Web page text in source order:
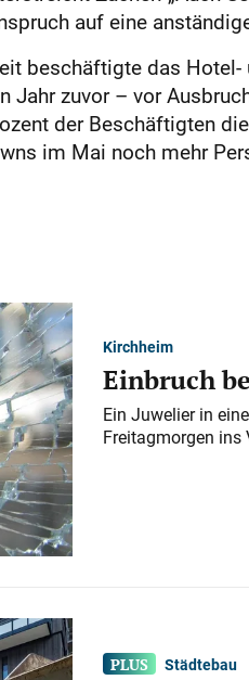
auf eine
beschäftigte das
Jahr zuvor – vor
der Beschäftigten
im Mai noch mehr
Kirchheim
Einbruch
Ein Juwelier in
Freitagmorgen ins
Städtebau